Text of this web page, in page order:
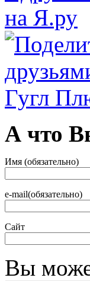
А что
Имя (обязательно)
e-mail(обязательно)
Сайт
Вы